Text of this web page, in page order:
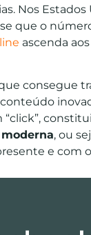
Nos Estados
que o
ascenda
consegue
, ou
e com